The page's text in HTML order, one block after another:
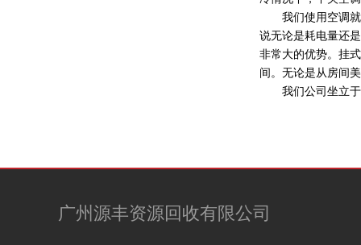
我们使用空调
说无论是耗电量还
非常大的优势。挂
间。无论是从房间
我们公司坐立
广州源丰资源回收有限公司